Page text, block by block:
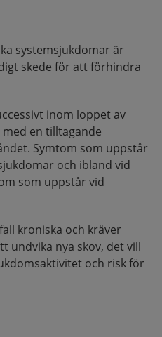
systemsjukdomar är
skede för att förhindra
inom loppet av
en tilltagande
Symtom som uppstår
och ibland vid
som uppstår vid
kroniska och kräver
undvika nya skov, det vill
och risk för